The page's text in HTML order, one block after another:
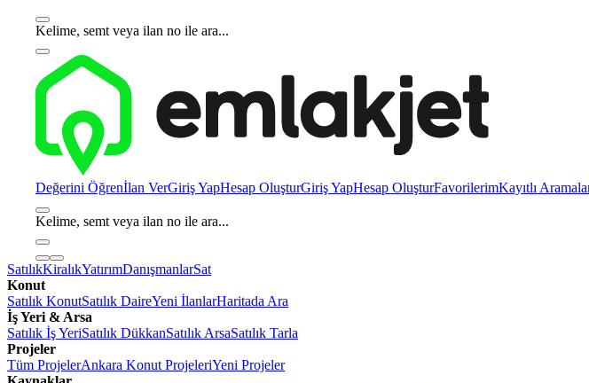
Kelime, semt veya ilan no ile ara...
Değerini Öğrenİlan VerGiriş YapHesap OluşturGiriş YapHesap OluşturFavorilerimKayıtlı
Kelime, semt veya ilan no ile ara...
SatılıkKiralıkYatırımDanışmanlarSat
Konut
Satılık KonutSatılık DaireYeni İlanlarHaritada Ara
İş Yeri & Arsa
Satılık İş YeriSatılık DükkanSatılık ArsaSatılık Tarla
Projeler
Tüm ProjelerAnkara Konut ProjeleriYeni Projeler